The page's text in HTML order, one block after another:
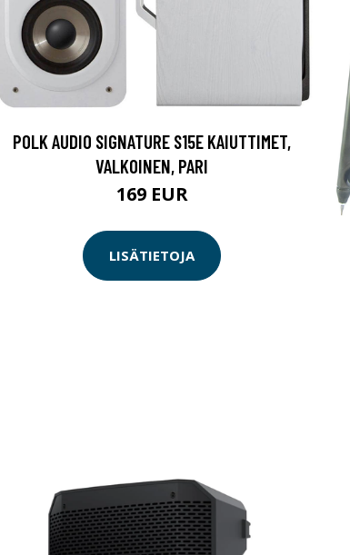
POLK AUDIO SIGNATURE S15E KAIUTTIMET,
VALKOINEN, PARI
169 EUR
LISÄTIETOJA